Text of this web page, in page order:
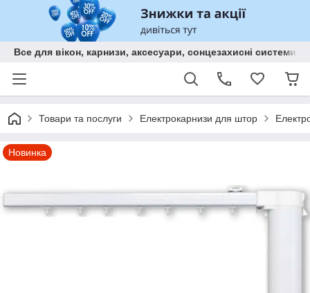
Все для вікон, карнизи, аксесуари, сонцезахисні
Товари та послуги Електрокарнизи для штор
Новинка